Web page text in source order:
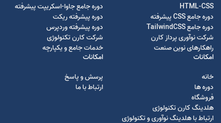
HTML-CSS
دوره جامع CSS پیشرفته
دوره جامع TailwindCSS
شرکت نوآوری پرداز کارن
راهکارهای نوین صنعت
دوره جامع جاوا-اسکریپت پیشرفته
دوره پیشرفته ریکت
دوره پیشرفته وردپرس
شرکت کارن تکنولوژی
خدمات جامع و یکپارچه
امکانات
خانه
دوره ها
فروشگاه
هلدینگ کارن تکنولوژی
ارتباط با هلدینگ نوآوری و تکنولوژی
امکانات
پرسش و پاسخ
ارتباط با ما